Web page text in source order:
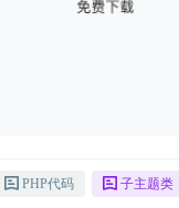
PHP代码 子主题类